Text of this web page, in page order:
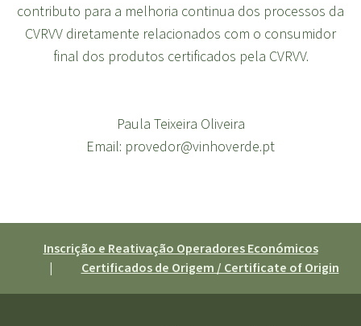
contributo para a melhoria continua dos processos da
CVRVV diretamente relacionados com o consumidor
final dos produtos certificados pela CVRVV.
Paula Teixeira Oliveira
Email: provedor@vinhoverde.pt
Inscrição e Reativação Operadores Económicos
|
Certificados de Origem / Certificate of Origin